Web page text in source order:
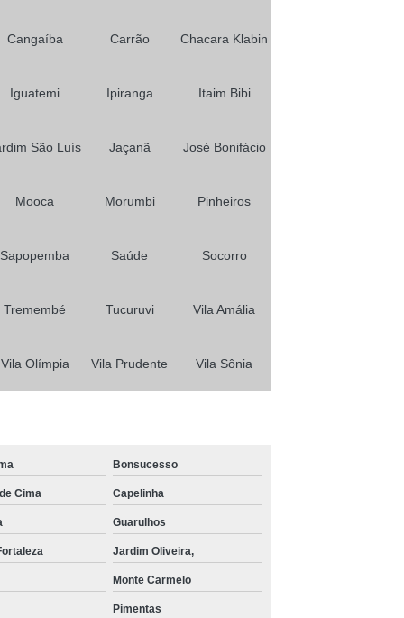
Prótese para Cabelos em Sp
Cangaíba Carrão Chacara Klabin
Iguatemi Ipiranga Itaim Bibi
São Luís Jaçanã José Bonifácio
Mooca Morumbi Pinheiros
Sapopemba Saúde Socorro
Tremembé Tucuruvi Vila Amália
Vila Olímpia Vila Prudente Vila Sônia
Bonsucesso
Cima Capelinha
Guarulhos
Jardim Oliveira,
Monte Carmelo
Pimentas